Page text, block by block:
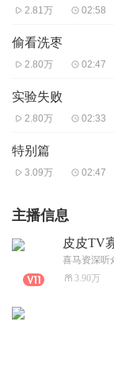
2.81万 02:58
偷看洗枣
2.80万 02:47
实验失败
2.80万 02:33
特别篇
3.09万 02:47
主播信息
皮皮TV
喜马资深听
3.90万